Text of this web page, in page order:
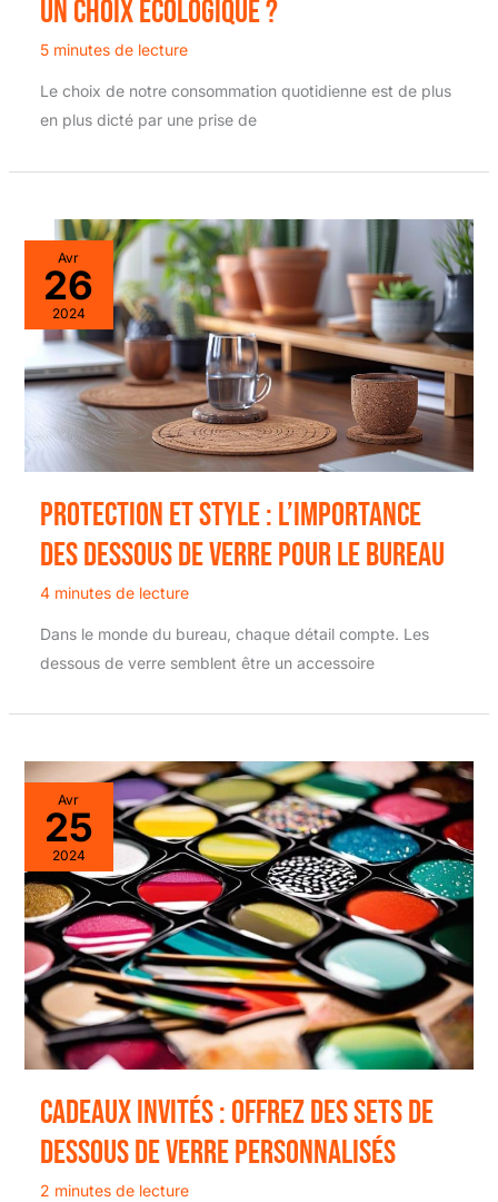
un choix écologique ?
5 minutes de lecture
Le choix de notre consommation quotidienne est de plus
en plus dicté par une prise de
Avr
26
2024
Protection et style : l’importance
des dessous de verre pour le bureau
4 minutes de lecture
Dans le monde du bureau, chaque détail compte. Les
dessous de verre semblent être un accessoire
Avr
25
2024
Cadeaux invités : offrez des sets de
dessous de verre personnalisés
2 minutes de lecture